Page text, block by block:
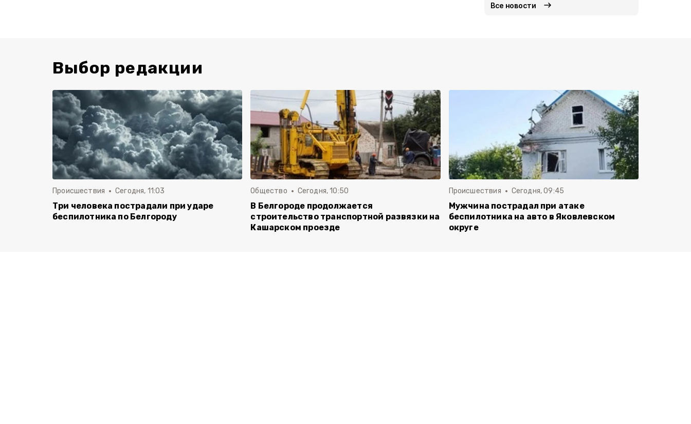
Все новости
Выбор редакции
Происшествия Сегодня, 11:03
Три человека пострадали при ударе
беспилотника по Белгороду
Общество Сегодня, 10:50
В Белгороде продолжается
строительство транспортной развязки на
Кашарском проезде
Происшествия Сегодня, 09:45
Мужчина пострадал при атаке
беспилотника на авто в Яковлевском
округе